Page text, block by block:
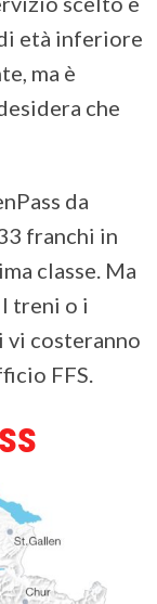
età inferiore
ma è
che
da
franchi in
classe. Ma
treni o i
vi costeranno
FFS.